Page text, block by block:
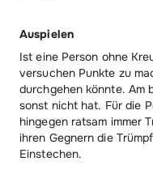
Auspielen
Ist eine Person ohne
versuchen Punkte zu
durchgehen könnte. Am
sonst nicht hat. Für die
hingegen ratsam immer
ihren Gegnern die
Einstechen.